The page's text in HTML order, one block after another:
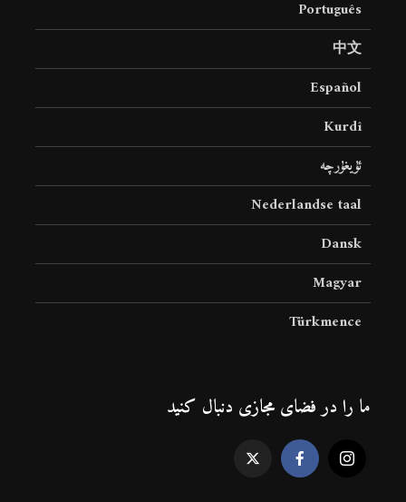
Português
中文
Español
Kurdî
ئۇيغۇرچە
Nederlandse taal
Dansk
Magyar
Türkmence
ما را در فضای مجازی دنبال کنید